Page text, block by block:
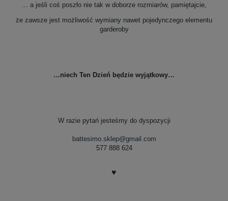
… a jeśli coś poszło nie tak w doborze rozmiarów, pamiętajcie,
że zawsze jest możliwość wymiany nawet pojedynczego elementu
garderoby
…niech Ten Dzień będzie wyjątkowy…
W razie pytań jesteśmy do dyspozycji
battesimo.sklep@gmail.com
577 888 624
♥